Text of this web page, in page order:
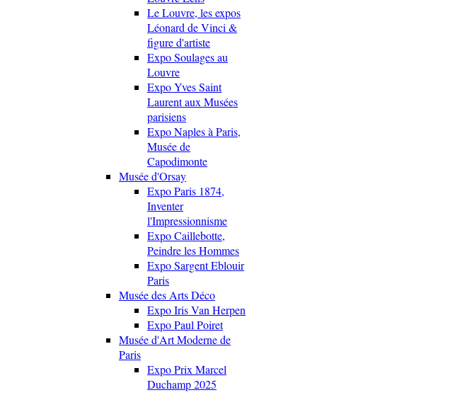
Le Louvre, les expos
Léonard de Vinci &
figure d'artiste
Expo Soulages au
Louvre
Expo Yves Saint
Laurent aux Musées
parisiens
Expo Naples à Paris,
Musée de
Capodimonte
Musée d'Orsay
Expo Paris 1874,
Inventer
l'Impressionnisme
Expo Caillebotte,
Peindre les Hommes
Expo Sargent Eblouir
Paris
Musée des Arts Déco
Expo Iris Van Herpen
Expo Paul Poiret
Musée d'Art Moderne de
Paris
Expo Prix Marcel
Duchamp 2025